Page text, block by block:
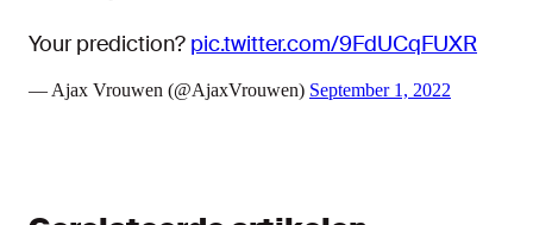
Your prediction? pic.twitter.com/9FdUCqFUXR
— Ajax Vrouwen (@AjaxVrouwen) September 1, 2022